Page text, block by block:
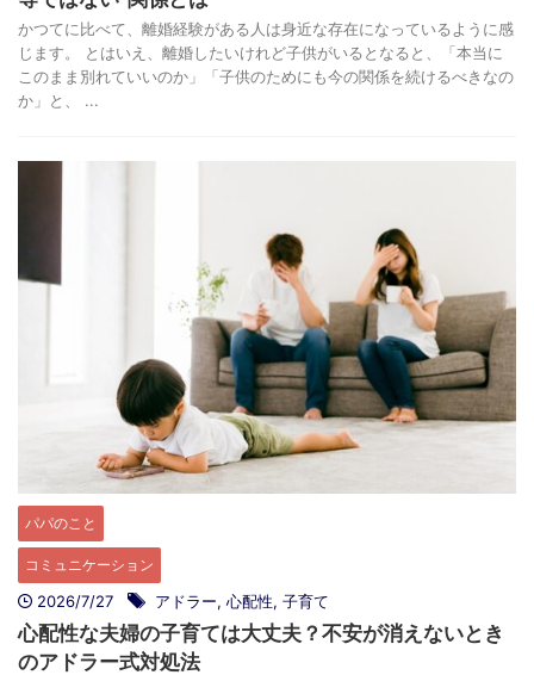
かつてに比べて、離婚経験がある人は身近な存在になっているように感
じます。 とはいえ、離婚したいけれど子供がいるとなると、「本当に
このまま別れていいのか」「子供のためにも今の関係を続けるべきなの
か」と、 ...
パパのこと
コミュニケーション
2026/7/27 アドラー, 心配性, 子育て
心配性な夫婦の子育ては大丈夫？不安が消えないとき
のアドラー式対処法